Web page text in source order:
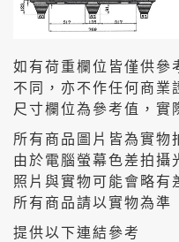
如有荷重欄位皆僅供參
不同，亦不作任何商業
尺寸欄位為參考值，實
所有商品圖片皆為實物
由於電腦螢幕色差拍攝
照片與實物可能會略有
所有商品請以實物為準
提供以下連結參考